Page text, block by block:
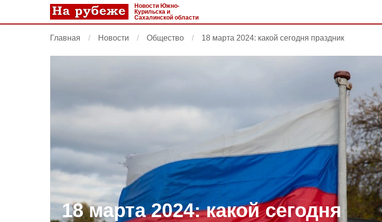
Новости Южно-
Курильска и
Сахалинской области
Главная Новости Общество 18 марта 2024: какой сегодня праздник
18 марта 2024: какой сегодня